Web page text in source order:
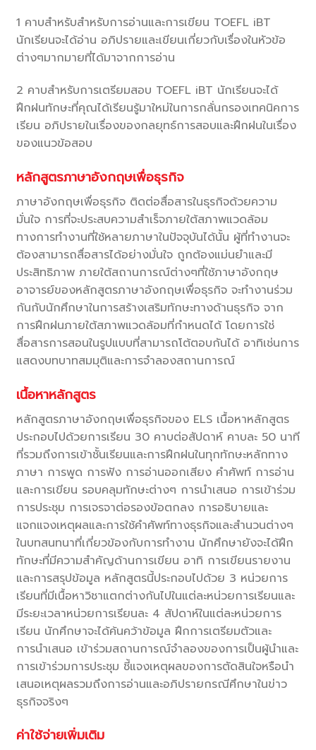
1 คาบสำหรับสำหรับการอ่านและการเขียน TOEFL iBT
นักเรียนจะได้อ่าน อภิปรายและเขียนเกี่ยวกับเรื่องในหัวข้อ
ต่างๆมากมายที่ได้มาจากการอ่าน
2 คาบสำหรับการเตรียมสอบ TOEFL iBT นักเรียนจะได้
ฝึกฝนทักษะที่คุณได้เรียนรู้มาใหม่ในการกลั่นกรองเทคนิคการ
เรียน อภิปรายในเรื่องของกลยุทธ์การสอบและฝึกฝนในเรื่อง
ของแนวข้อสอบ
หลักสูตรภาษาอังกฤษเพื่อธุรกิจ
ภาษาอังกฤษเพื่อธุรกิจ ติดต่อสื่อสารในธุรกิจด้วยความ
มั่นใจ การที่จะประสบความสำเร็จภายใต้สภาพแวดล้อม
ทางการทำงานที่ใช้หลายภาษาในปัจจุบันได้นั้น ผู้ที่ทำงานจะ
ต้องสามารถสื่อสารได้อย่างมั่นใจ ถูกต้องแม่นยำและมี
ประสิทธิภาพ ภายใต้สถานการณ์ต่างๆที่ใช้ภาษาอังกฤษ
อาจารย์ของหลักสูตรภาษาอังกฤษเพื่อธุรกิจ จะทำงานร่วม
กันกับนักศึกษาในการสร้างเสริมทักษะทางด้านธุรกิจ จาก
การฝึกฝนภายใต้สภาพแวดล้อมที่กำหนดได้ โดยการใช่
สื่อสารการสอนในรูปแบบที่สามารถโต้ตอบกันได้ อาทิเช่นการ
แสดงบทบาทสมมุติและการจำลองสถานการณ์
เนื้อหาหลักสูตร
หลักสูตรภาษาอังกฤษเพื่อธุรกิจของ ELS เนื้อหาหลักสูตร
ประกอบไปด้วยการเรียน 30 คาบต่อสัปดาห์ คาบละ 50 นาที
ที่รวมถึงการเข้าชั้นเรียนและการฝึกฝนในทุกทักษะหลักทาง
ภาษา การพูด การฟัง การอ่านออกเสียง คำศัพท์ การอ่าน
และการเขียน รอบคลุมทักษะต่างๆ การนำเสนอ การเข้าร่วม
การประชุม การเจรจาต่อรองข้อตกลง การอธิบายและ
แจกแจงเหตุผลและการใช้คำศัพท์ทางธุรกิจและสำนวนต่างๆ
ในบทสนทนาที่เกี่ยวข้องกับการทำงาน นักศึกษายังจะได้ฝึก
ทักษะที่มีความสำคัญด้านการเขียน อาทิ การเขียนรายงาน
และการสรุปข้อมูล หลักสูตรนี้ประกอบไปด้วย 3 หน่วยการ
เรียนที่มีเนื้อหาวิชาแตกต่างกันไปในแต่ละหน่วยการเรียนและ
มีระยะเวลาหน่วยการเรียนละ 4 สัปดาห์ในแต่ละหน่วยการ
เรียน นักศึกษาจะได้ค้นคว้าข้อมูล ฝึกการเตรียมตัวและ
การนำเสนอ เข้าร่วมสถานการณ์จำลองของการเป็นผู้นำและ
การเข้าร่วมการประชุม ชี้แจงเหตุผลของการตัดสินใจหรือนำ
เสนอเหตุผลรวมถึงการอ่านและอภิปรายกรณีศึกษาในข่าว
ธุรกิจจริงๆ
ค่าใช้จ่ายเพิ่มเติม